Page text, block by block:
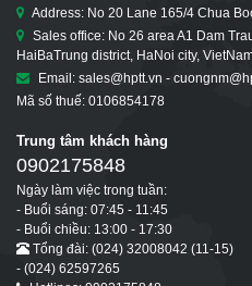
Address: No 20 Lane 165/4 Chua
Sales office: No 26 area A1 Dam
HaiBaTrung district, HaNoi city,
Email: sales@hptt.vn -
Mã số thuế: 0106854178
Trung tâm khách hàng
0902175848
Ngày làm việc trong tuần:
- Buổi sáng: 07:45 - 11:45
- Buổi chiều: 13:00 - 17:30
Tổng đài: (024) 32008042 (11-15)
- (024) 62597265